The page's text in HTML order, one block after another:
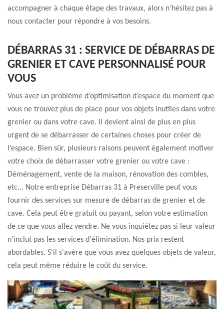
accompagner à chaque étape des travaux, alors n'hésitez pas à
nous contacter pour répondre à vos besoins.
DÉBARRAS 31 : SERVICE DE DÉBARRAS DE
GRENIER ET CAVE PERSONNALISÉ POUR
VOUS
Vous avez un problème d’optimisation d’espace du moment que
vous ne trouvez plus de place pour vos objets inutiles dans votre
grenier ou dans votre cave. Il devient ainsi de plus en plus
urgent de se débarrasser de certaines choses pour créer de
l’espace. Bien sûr, plusieurs raisons peuvent également motiver
votre choix de débarrasser votre grenier ou votre cave :
Déménagement, vente de la maison, rénovation des combles,
etc... Notre entreprise Débarras 31 à Preserville peut vous
fournir des services sur mesure de débarras de grenier et de
cave. Cela peut être gratuit ou payant, selon votre estimation
de ce que vous allez vendre. Ne vous inquiétez pas si leur valeur
n'inclut pas les services d'élimination. Nos prix restent
abordables. S'il s'avère que vous avez quelques objets de valeur,
cela peut même réduire le coût du service.